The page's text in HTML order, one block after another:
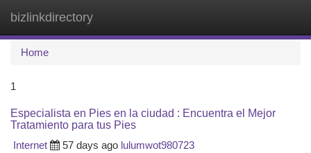
bizlinkdirectory
Home
1
Especialista en Pies en la ciudad : Encuentra el Mejor
Tratamiento para tus Pies
Internet
57 days ago lulumwot980723